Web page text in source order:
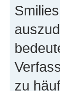
zu